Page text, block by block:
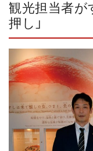
観光担当者が
押し」